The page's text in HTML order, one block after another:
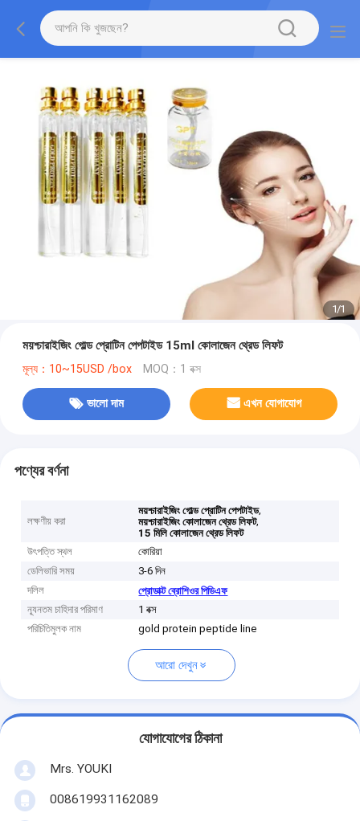
1/1
ময়শ্চারাইজিং গোল্ড প্রোটিন পেপটাইড 15ml কোলাজেন থ্রেড লিফট
মূল্য：10~15USD /box MOQ：1 বক্স
ভালো দাম এখন যোগাযোগ
পণ্যের বর্ণনা
লক্ষণীয় করা
ময়শ্চারাইজিং গোল্ড প্রোটিন পেপটাইড,
ময়শ্চারাইজিং কোলাজেন থ্রেড লিফট,
15 মিলি কোলাজেন থ্রেড লিফট
উৎপত্তি স্থল
কোরিয়া
ডেলিভারি সময়
3-6 দিন
দলিল
প্রোডাক্ট ব্রোশিওর পিডিএফ
ন্যূনতম চাহিদার পরিমাণ
1 বক্স
পরিচিতিমুলক নাম
gold protein peptide line
আরো দেখুন
যোগাযোগের ঠিকানা
Mrs. YOUKI
008619931162089